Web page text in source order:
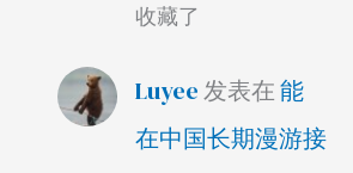
收藏了
Luyee发表在能
在中国长期漫游接